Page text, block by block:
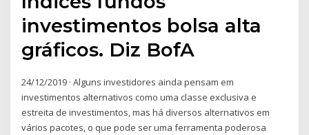
investimentos bolsa alta
gráficos. Diz BofA
24/12/2019 · Alguns investidores ainda pensam em
investimentos alternativos como uma classe exclusiva e
estreita de investimentos, mas há diversos alternativos em
vários pacotes, o que pode ser uma ferramenta poderosa